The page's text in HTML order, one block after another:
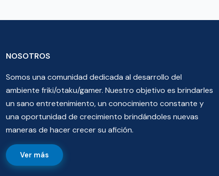
NOSOTROS
Somos una comunidad dedicada al desarrollo del
ambiente friki/otaku/gamer. Nuestro objetivo es brindarles
un sano entretenimiento, un conocimiento constante y
una oportunidad de crecimiento brindándoles nuevas
maneras de hacer crecer su afición.
Ver más